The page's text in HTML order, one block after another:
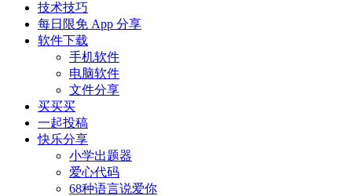
技术技巧
每日限免 App 分享
软件下载
手机软件
电脑软件
文件分享
买买买
一起投稿
快乐分享
小学出题器
爱心代码
68种语言说爱你